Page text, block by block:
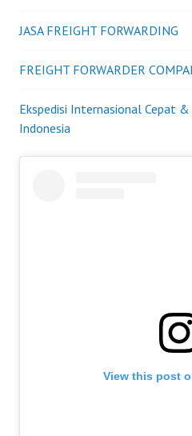
JASA FREIGHT FORWARDING
FREIGHT FORWARDER
Ekspedisi Internasional Cepat
Indonesia
View this post